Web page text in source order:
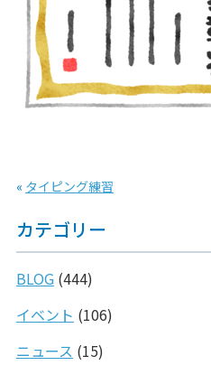
« タイピング練習
カテゴリー
BLOG(444)
イベント (106)
ニュース (15)